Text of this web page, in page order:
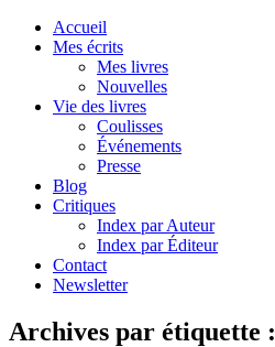
Accueil
Mes écrits
Mes livres
Nouvelles
Vie des livres
Coulisses
Événements
Presse
Blog
Critiques
Index par Auteur
Index par Éditeur
Contact
Newsletter
Archives par étiquette :